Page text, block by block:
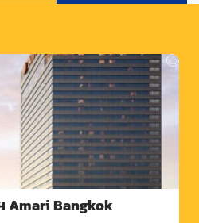
โรงแรมอมารี กรุงเทพฯ Amari Bangkok